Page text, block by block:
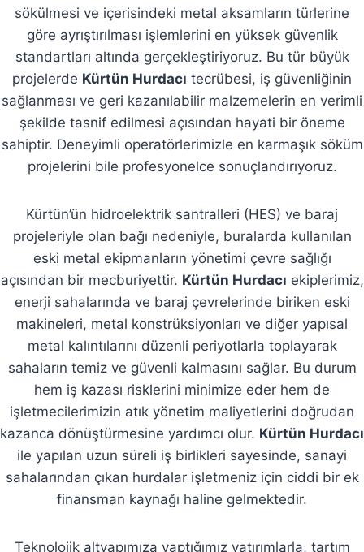
sökülmesi ve içerisindeki metal aksamların türlerine
göre ayrıştırılması işlemlerini en yüksek güvenlik
standartları altında gerçekleştiriyoruz. Bu tür büyük
projelerde Kürtün Hurdacı tecrübesi, iş güvenliğinin
sağlanması ve geri kazanılabilir malzemelerin en verimli
şekilde tasnif edilmesi açısından hayati bir öneme
sahiptir. Deneyimli operatörlerimizle en karmaşık söküm
projelerini bile profesyonelce sonuçlandırıyoruz.
Kürtün’ün hidroelektrik santralleri (HES) ve baraj
projeleriyle olan bağı nedeniyle, buralarda kullanılan
eski metal ekipmanların yönetimi çevre sağlığı
açısından bir mecburiyettir. Kürtün Hurdacı ekiplerimiz,
enerji sahalarında ve baraj çevrelerinde biriken eski
makineleri, metal konstrüksiyonları ve diğer yapısal
metal kalıntılarını düzenli periyotlarla toplayarak
sahaların temiz ve güvenli kalmasını sağlar. Bu durum
hem iş kazası risklerini minimize eder hem de
işletmecilerimizin atık yönetim maliyetlerini doğrudan
kazanca dönüştürmesine yardımcı olur. Kürtün Hurdacı
ile yapılan uzun süreli iş birlikleri sayesinde, sanayi
sahalarından çıkan hurdalar işletmeniz için ciddi bir ek
finansman kaynağı haline gelmektedir.
Teknolojik altyapımıza yaptığımız yatırımlarla, tartım